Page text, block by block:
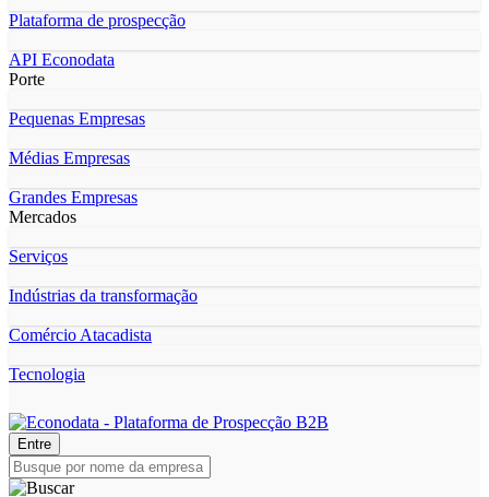
Plataforma de prospecção
API Econodata
Porte
Pequenas Empresas
Médias Empresas
Grandes Empresas
Mercados
Serviços
Indústrias da transformação
Comércio Atacadista
Tecnologia
Entre